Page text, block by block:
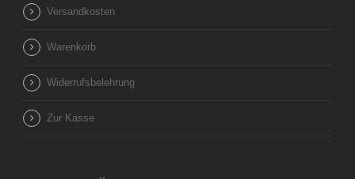
Versandkosten
Warenkorb
Widerrufsbelehrung
Zur Kasse